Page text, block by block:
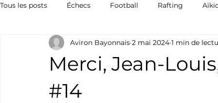
Tous les posts Échecs Football Rafting
Omnisports Partenariat Pelote Pentathlon
Natation
Merci, Jean-
#14
Aviron Bayonnais 2 mai 2024 1 min de